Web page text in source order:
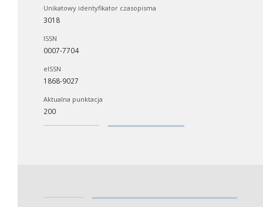
Unikatowy identyfikator czasopisma
3018
ISSN
0007-7704
eISSN
1868-9027
Aktualna punktacja
200